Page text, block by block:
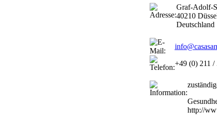
Graf-Adolf-
40210
Deutschland
+49 (0) 211 /
http://